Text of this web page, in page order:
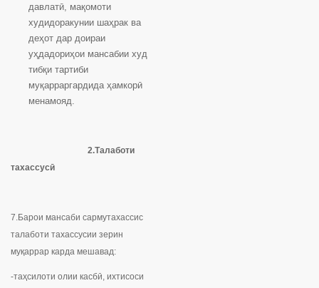
давлатӣ, мақомоти
худидоракунии шаҳрак ва
деҳот дар доираи
уҳдадориҳои мансабии худ
тибқи тартиби
муқарраргардида ҳамкорӣ
менамояд.
2.Талаботи
тахассусӣ
7.Барои мансаби сармутахассис
талаботи тахассусии зерин
муқаррар карда мешавад:
-таҳсилоти олии касбӣ, ихтисоси